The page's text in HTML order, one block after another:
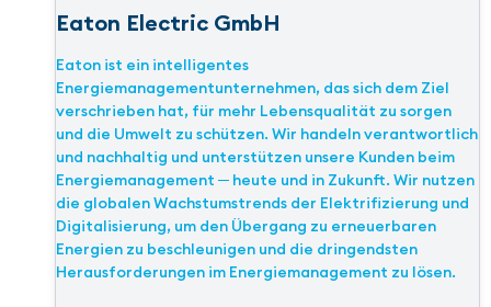
Eaton Electric GmbH
Eaton ist ein intelligentes
Energiemanagementunternehmen, das sich dem Ziel
verschrieben hat, für mehr Lebensqualität zu sorgen
und die Umwelt zu schützen. Wir handeln verantwortlich
und nachhaltig und unterstützen unsere Kunden beim
Energiemanagement ─ heute und in Zukunft. Wir nutzen
die globalen Wachstumstrends der Elektrifizierung und
Digitalisierung, um den Übergang zu erneuerbaren
Energien zu beschleunigen und die dringendsten
Herausforderungen im Energiemanagement zu lösen.